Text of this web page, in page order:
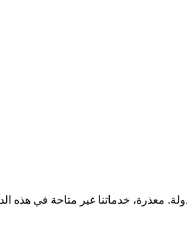
معذرة، خدماتنا غير متاحة في هذه